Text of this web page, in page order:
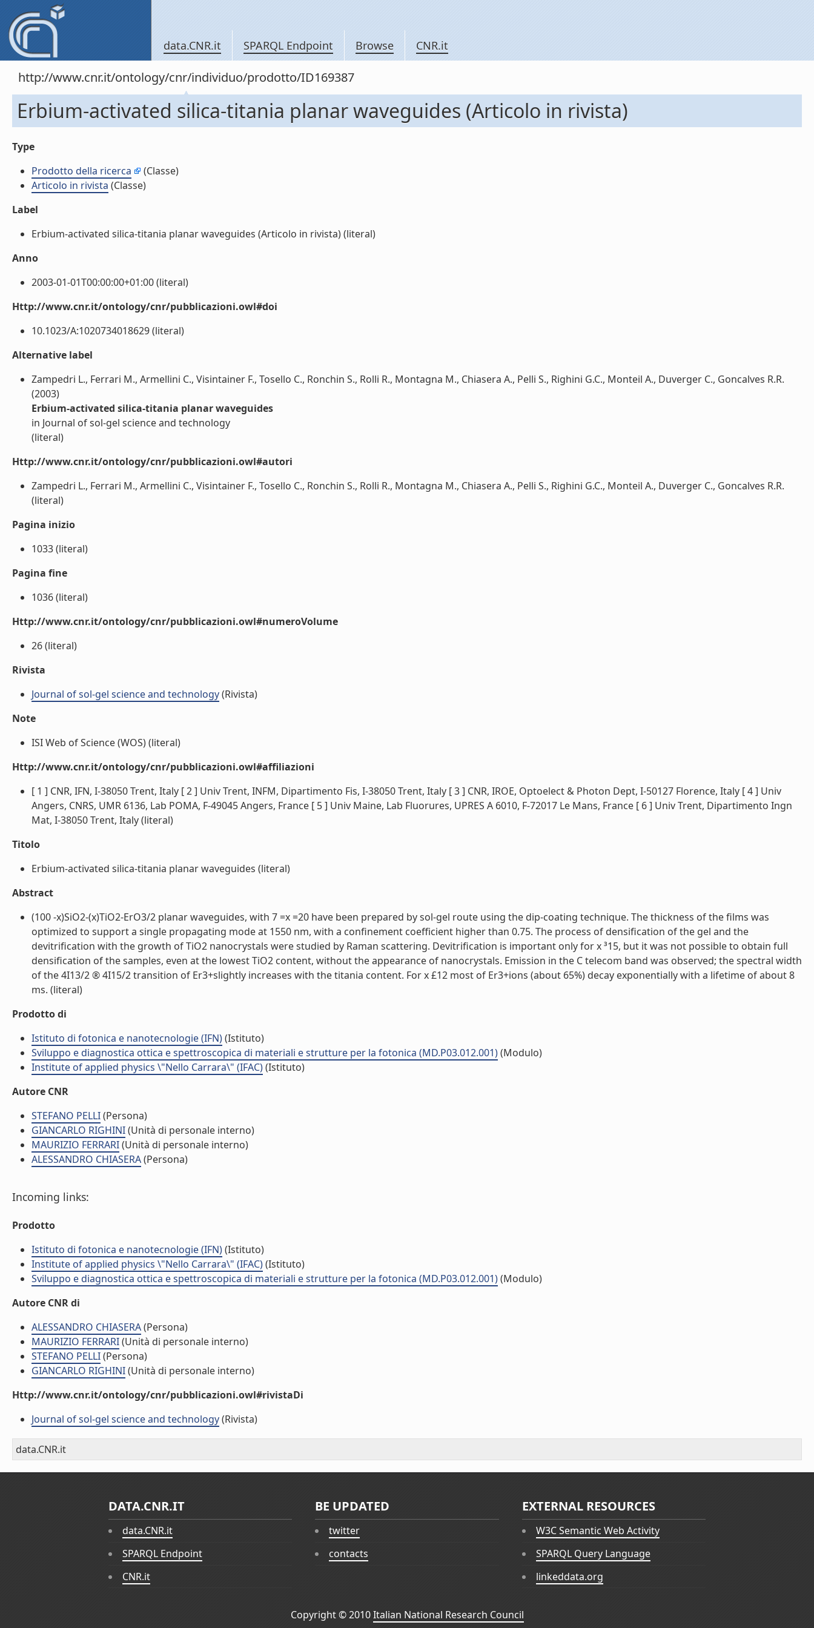
data.CNR.it SPARQL Endpoint Browse CNR.it
http://www.cnr.it/ontology/cnr/individuo/prodotto/ID169387
Erbium-activated silica-titania planar waveguides (Articolo in rivista)
Type
Prodotto della ricerca
(Classe)
Articolo in rivista (Classe)
Label
Erbium-activated silica-titania planar waveguides (Articolo in rivista) (literal)
Anno
2003-01-01T00:00:00+01:00 (literal)
Http://www.cnr.it/ontology/cnr/pubblicazioni.owl#doi
10.1023/A:1020734018629 (literal)
Alternative label
Zampedri L., Ferrari M., Armellini C., Visintainer F., Tosello C., Ronchin S., Rolli R., Montagna M., Chiasera A., Pelli S., Righini G.C., Monteil A., Duverger C., Goncalves R.R.
(2003)
Erbium-activated silica-titania planar waveguides
in Journal of sol-gel science and technology
(literal)
Http://www.cnr.it/ontology/cnr/pubblicazioni.owl#autori
Zampedri L., Ferrari M., Armellini C., Visintainer F., Tosello C., Ronchin S., Rolli R., Montagna M., Chiasera A., Pelli S., Righini G.C., Monteil A., Duverger C., Goncalves R.R.
(literal)
Pagina inizio
1033 (literal)
Pagina fine
1036 (literal)
Http://www.cnr.it/ontology/cnr/pubblicazioni.owl#numeroVolume
26 (literal)
Rivista
Journal of sol-gel science and technology(Rivista)
Note
ISI Web of Science (WOS) (literal)
Http://www.cnr.it/ontology/cnr/pubblicazioni.owl#affiliazioni
[ 1 ] CNR, IFN, I-38050 Trent, Italy [ 2 ] Univ Trent, INFM, Dipartimento Fis, I-38050 Trent, Italy [ 3 ] CNR, IROE, Optoelect & Photon Dept, I-50127 Florence, Italy [ 4 ] Univ
Angers, CNRS, UMR 6136, Lab POMA, F-49045 Angers, France [ 5 ] Univ Maine, Lab Fluorures, UPRES A 6010, F-72017 Le Mans, France [ 6 ] Univ Trent, Dipartimento Ingn
Mat, I-38050 Trent, Italy (literal)
Titolo
Erbium-activated silica-titania planar waveguides (literal)
Abstract
(100 -x)SiO2-(x)TiO2-ErO3/2 planar waveguides, with 7 =x =20 have been prepared by sol-gel route using the dip-coating technique. The thickness of the films was
optimized to support a single propagating mode at 1550 nm, with a confinement coefficient higher than 0.75. The process of densification of the gel and the
devitrification with the growth of TiO2 nanocrystals were studied by Raman scattering. Devitrification is important only for x ³15, but it was not possible to obtain full
densification of the samples, even at the lowest TiO2 content, without the appearance of nanocrystals. Emission in the C telecom band was observed; the spectral width
of the 4I13/2 ® 4I15/2 transition of Er3+slightly increases with the titania content. For x £12 most of Er3+ions (about 65%) decay exponentially with a lifetime of about 8
ms. (literal)
Prodotto di
Istituto di fotonica e nanotecnologie (IFN)(Istituto)
Sviluppo e diagnostica ottica e spettroscopica di materiali e strutture per la fotonica (MD.P03.012.001)(Modulo)
Institute of applied physics \"Nello Carrara\" (IFAC)(Istituto)
Autore CNR
STEFANO PELLI(Persona)
GIANCARLO RIGHINI(Unità di personale interno)
MAURIZIO FERRARI(Unità di personale interno)
ALESSANDRO CHIASERA(Persona)
Incoming links:
Prodotto
Istituto di fotonica e nanotecnologie (IFN)(Istituto)
Institute of applied physics \"Nello Carrara\" (IFAC)(Istituto)
Sviluppo e diagnostica ottica e spettroscopica di materiali e strutture per la fotonica (MD.P03.012.001)(Modulo)
Autore CNR di
ALESSANDRO CHIASERA(Persona)
MAURIZIO FERRARI(Unità di personale interno)
STEFANO PELLI(Persona)
GIANCARLO RIGHINI(Unità di personale interno)
Http://www.cnr.it/ontology/cnr/pubblicazioni.owl#rivistaDi
Journal of sol-gel science and technology(Rivista)
data.CNR.it
DATA.CNR.IT
data.CNR.it
SPARQL Endpoint
CNR.it
BE UPDATED
twitter
contacts
EXTERNAL RESOURCES
W3C Semantic Web Activity
SPARQL Query Language
linkeddata.org
Copyright © 2010Italian National Research Council